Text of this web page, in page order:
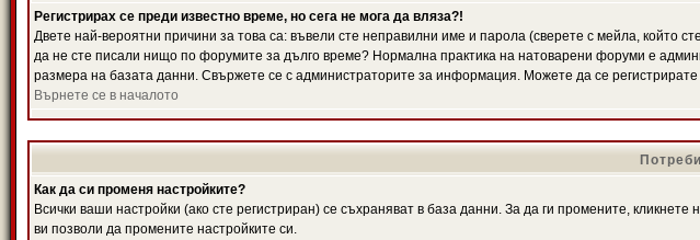
Регистрирах се преди известно време, но сега не мога да вляза?!
Двете най-вероятни причини за това са: въвели сте неправилни име и парола (сверете с мейла, който
да не сте писали нищо по форумите за дълго време? Нормална практика на натоварени форуми е
размера на базата данни. Свържете се с администраторите за информация. Можете да се
Върнете се в началото
Как да си променя настройките?
Всички ваши настройки (ако сте регистриран) се съхраняват в база данни. За да ги промените, кликнете
ви позволи да промените настройките си.